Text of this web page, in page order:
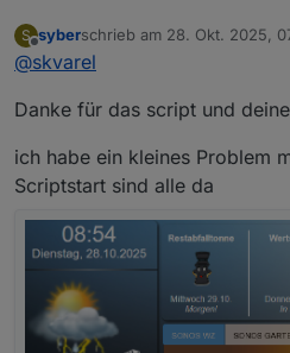
S
Offline
syberschrieb am 28. Okt. 2025,
zuletzt editiert von syber
@skvarel
Danke für das script und
ich habe ein kleines Problem
Scriptstart sind alle da